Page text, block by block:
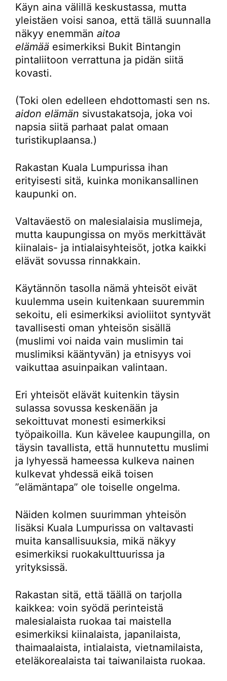
Käyn aina välillä keskustassa, mutta
yleistäen voisi sanoa, että tällä suunnalla
näkyy enemmän aitoa
elämää esimerkiksi Bukit Bintangin
pintaliitoon verrattuna ja pidän siitä
kovasti.
(Toki olen edelleen ehdottomasti sen ns.
aidon elämän sivustakatsoja, joka voi
napsia siitä parhaat palat omaan
turistikuplaansa.)
Rakastan Kuala Lumpurissa ihan
erityisesti sitä, kuinka monikansallinen
kaupunki on.
Valtaväestö on malesialaisia muslimeja,
mutta kaupungissa on myös merkittävät
kiinalais- ja intialaisyhteisöt, jotka kaikki
elävät sovussa rinnakkain.
Käytännön tasolla nämä yhteisöt eivät
kuulemma usein kuitenkaan suuremmin
sekoitu, eli esimerkiksi avioliitot syntyvät
tavallisesti oman yhteisön sisällä
(muslimi voi naida vain muslimin tai
muslimiksi kääntyvän) ja etnisyys voi
vaikuttaa asuinpaikan valintaan.
Eri yhteisöt elävät kuitenkin täysin
sulassa sovussa keskenään ja
sekoittuvat monesti esimerkiksi
työpaikoilla. Kun kävelee kaupungilla, on
täysin tavallista, että hunnutettu muslimi
ja lyhyessä hameessa kulkeva nainen
kulkevat yhdessä eikä toisen
”elämäntapa” ole toiselle ongelma.
Näiden kolmen suurimman yhteisön
lisäksi Kuala Lumpurissa on valtavasti
muita kansallisuuksia, mikä näkyy
esimerkiksi ruokakulttuurissa ja
yrityksissä.
Rakastan sitä, että täällä on tarjolla
kaikkea: voin syödä perinteistä
malesialaista ruokaa tai maistella
esimerkiksi kiinalaista, japanilaista,
thaimaalaista, intialaista, vietnamilaista,
eteläkorealaista tai taiwanilaista ruokaa.